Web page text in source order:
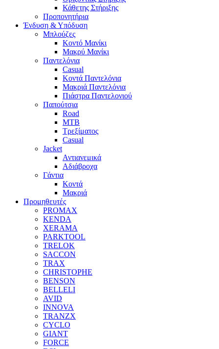
Κάθετης Στήριξης
Προπονητήρια
Ένδυση & Υπόδυση
Μπλούζες
Κοντό Μανίκι
Μακρύ Μανίκι
Παντελόνια
Casual
Κοντά Παντελόνια
Μακριά Παντελόνια
Πιάστρα Παντελονιού
Παπούτσια
Road
MTB
Τρεξίματος
Casual
Jacket
Αντιανεμικά
Αδιάβροχα
Γάντια
Κοντά
Μακριά
Προμηθευτές
PROMAX
KENDA
XERAMA
PARKTOOL
TRELOK
SACCON
TRAX
CHRISTOPHE
BENSON
BELLELI
AVID
INNOVA
TRANZX
CYCLO
GIANT
FORCE